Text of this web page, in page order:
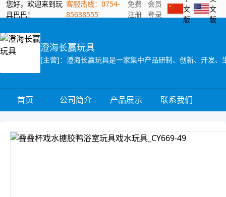
您好，欢迎来到玩
具巴巴！
客服热线：0754-
85638555
免费
注册
会员
登录
文
版
文
版
澄海长赢玩具
首页 公司简介 产品展示 联系我们